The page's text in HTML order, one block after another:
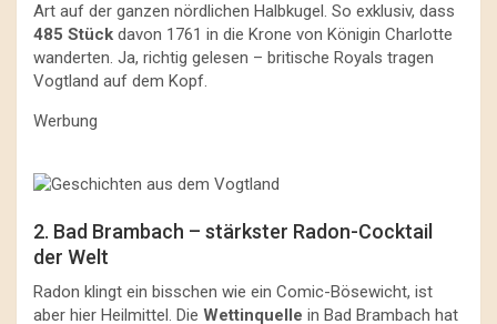
Art auf der ganzen nördlichen Halbkugel. So exklusiv, dass
485 Stück davon 1761 in die Krone von Königin Charlotte
wanderten. Ja, richtig gelesen – britische Royals tragen
Vogtland auf dem Kopf.
Werbung
2. Bad Brambach – stärkster Radon-Cocktail
der Welt
Radon klingt ein bisschen wie ein Comic-Bösewicht, ist
aber hier Heilmittel. Die Wettinquelle in Bad Brambach hat